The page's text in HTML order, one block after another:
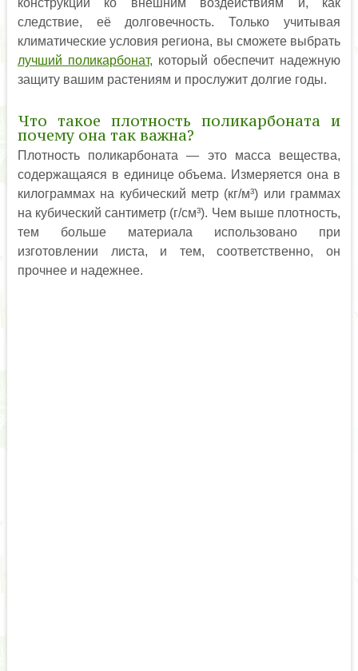
конструкции ко внешним воздействиям и, как
следствие, её долговечность. Только учитывая
климатические условия региона, вы сможете выбрать
лучший поликарбонат, который обеспечит надежную
защиту вашим растениям и прослужит долгие годы.
Что такое плотность поликарбоната и
почему она так важна?
Плотность поликарбоната — это масса вещества,
содержащаяся в единице объема. Измеряется она в
килограммах на кубический метр (кг/м³) или граммах
на кубический сантиметр (г/см³). Чем выше плотность,
тем больше материала использовано при
изготовлении листа, и тем, соответственно, он
прочнее и надежнее.